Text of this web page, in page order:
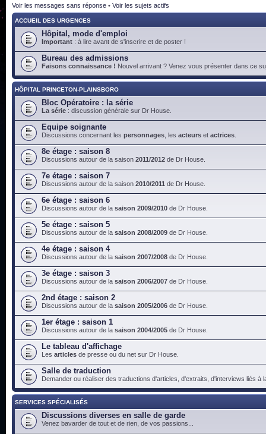
Voir les messages sans réponse • Voir les sujets actifs
ACCUEIL DES URGENCES
Hôpital, mode d'emploi
Important : à lire avant de s'inscrire et de poster !
Bureau des admissions
Faisons connaissance ! Nouvel arrivant ? Venez vous présenter dans ce
HÔPITAL PRINCETON-PLAINSBORO
Bloc Opératoire : la série
La série : discussion générale sur Dr House.
Equipe soignante
Discussions concernant les personnages , les acteurs et actrices
8e étage : saison 8
Discussions autour de la saison 2011/2012 de Dr House.
7e étage : saison 7
Discussions autour de la saison 2010/2011 de Dr House.
6e étage : saison 6
Discussions autour de la saison 2009/2010 de Dr House.
5e étage : saison 5
Discussions autour de la saison 2008/2009 de Dr House.
4e étage : saison 4
Discussions autour de la saison 2007/2008 de Dr House.
3e étage : saison 3
Discussions autour de la saison 2006/2007 de Dr House.
2nd étage : saison 2
Discussions autour de la saison 2005/2006 de Dr House.
1er étage : saison 1
Discussions autour de la saison 2004/2005 de Dr House.
Le tableau d'affichage
Les articles de presse ou du net sur Dr House.
Salle de traduction
Demander ou réaliser des traductions d'articles, d'extraits, d'interviews liés à
SERVICES SPÉCIALISÉS
Discussions diverses en salle de garde
Venez bavarder de tout et de rien, de vos passions...